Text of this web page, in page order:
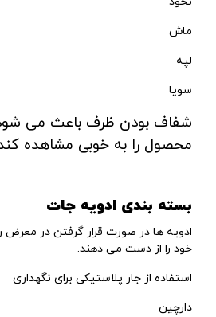
ماش
لپه
سویا
شفاف بودن ظرف باعث می
محصول را به خوبی مشاهده
بسته بندی ادویه جات
ادویه ها در صورت قرار گرفتن در
خود را از دست می دهند.
استفاده از جار پلاستیکی برای نگهداری
دارچین